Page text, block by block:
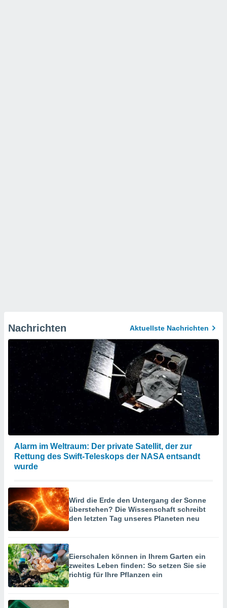
Nachrichten Aktuellste Nachrichten
Alarm im Weltraum: Der private Satellit, der zur
Rettung des Swift-Teleskops der NASA entsandt
wurde
Wird die Erde den Untergang der Sonne
überstehen? Die Wissenschaft schreibt
den letzten Tag unseres Planeten neu
Eierschalen können in Ihrem Garten ein
zweites Leben finden: So setzen Sie sie
richtig für Ihre Pflanzen ein